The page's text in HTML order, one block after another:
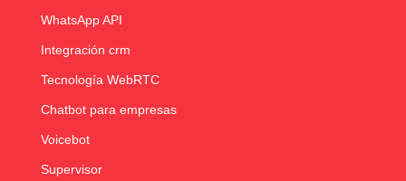
WhatsApp API
Integración crm
Tecnología WebRTC
Chatbot para empresas
Voicebot
Supervisor